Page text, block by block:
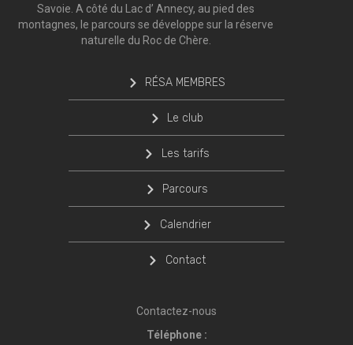
Savoie. A côté du Lac d’ Annecy, au pied des
montagnes, le parcours se développe sur la réserve
naturelle du Roc de Chère.
RÉSA MEMBRES
Le club
Les tarifs
Parcours
Calendrier
Contact
Contactez-nous
Téléphone :